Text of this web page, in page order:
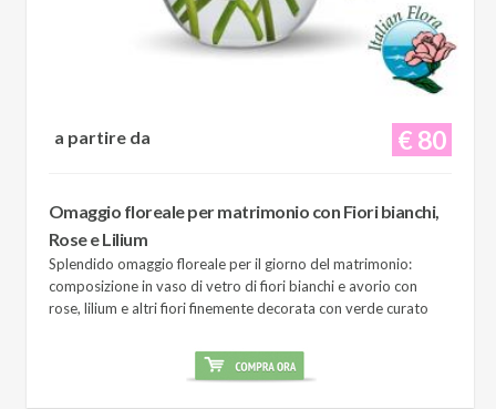
€ 80
a partire da
Omaggio floreale per matrimonio con Fiori bianchi,
Rose e Lilium
Splendido omaggio floreale per il giorno del matrimonio:
composizione in vaso di vetro di fiori bianchi e avorio con
rose, lilium e altri fiori finemente decorata con verde curato